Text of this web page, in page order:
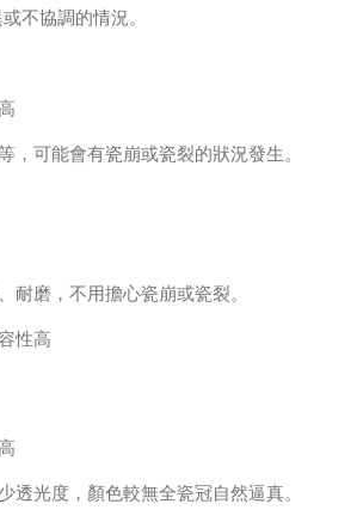
不協調的情況。
，可能會有瓷崩或瓷裂的狀況發生。
耐磨，不用擔心瓷崩或瓷裂。
性高
透光度，顏色較無全瓷冠自然逼真。